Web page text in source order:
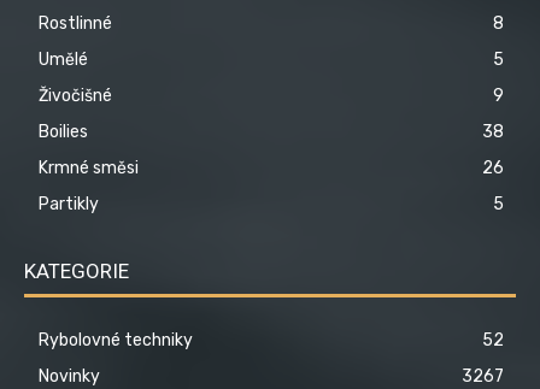
Rostlinné
8
Umělé
5
Živočišné
9
Boilies
38
Krmné směsi
26
Partikly
5
KATEGORIE
Rybolovné techniky
52
Novinky
3267